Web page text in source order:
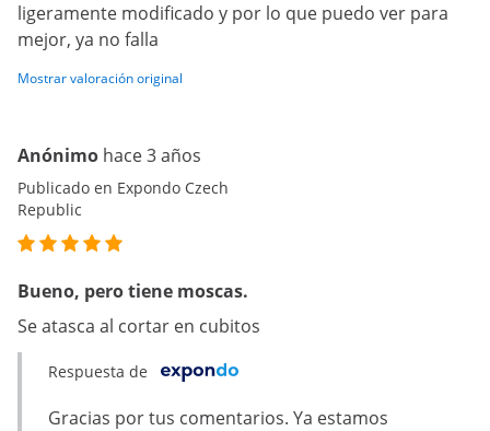
ligeramente modificado y por lo que puedo ver para
mejor, ya no falla
Mostrar valoración original
Anónimo hace 3 años
Publicado en Expondo Czech
Republic
Bueno, pero tiene moscas.
Se atasca al cortar en cubitos
Respuesta de
Gracias por tus comentarios. Ya estamos